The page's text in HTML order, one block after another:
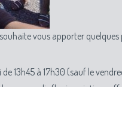
vous apporter
13h45 à 17h30 (sauf le
les mercredis (les inscriptions
et à Viviers) reste ouvert